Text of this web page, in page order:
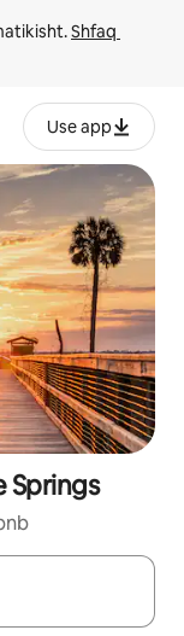
Shfaq
Use app
Springs
me butonat e